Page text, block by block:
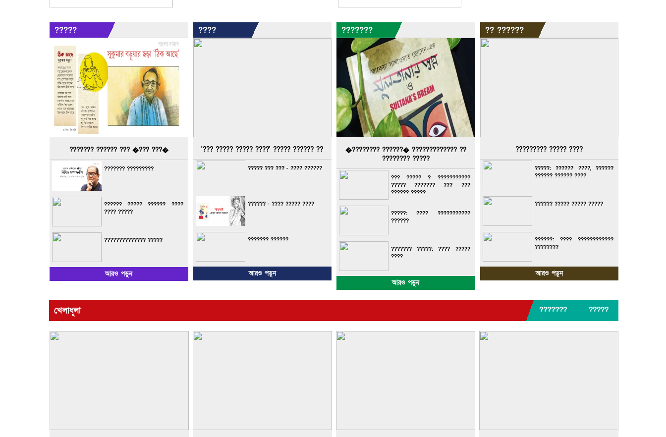
?????
??????? ?????? ??? �??? ???�
??????? ?????????
?????? ????? ?????? ????
???? ?????
?????????????? ?????
আরও পড়ুন
????
'??? ????? ????? ????' ????? ?????? ??
????? ??? ??? - ???? ??????
?????? - ???? ????? ????
??????? ??????
আরও পড়ুন
???????
�???????? ??????� ????????????? ??
???????? ?????
??? ????? ? ???????????
????? ??????? ??? ???
?????? ?????
?????: ???? ???????????
??????
??????? ?????: ???? ?????
????
আরও পড়ুন
?? ??????
????????? ????? ????
?????: ?????? ????, ??????
?????? ?????? ????
?????? ????? ????? ?????
??????: ???? ????????????
????????
আরও পড়ুন
খেলাধূলা ??????? ?????